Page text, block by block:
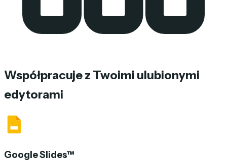
Współpracuje z Twoimi ulubionymi
edytorami
Google Slides™